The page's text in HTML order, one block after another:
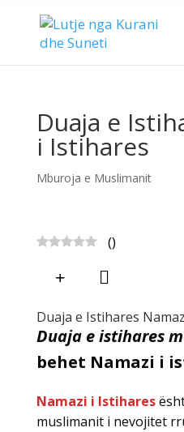
Duaja e
i Istihares
Mburoja e Muslimanit
()
Duaja e Istihares
Duaja e istihares
behet Namazi i
Namazi i Istihares
muslimanit i nevojitet